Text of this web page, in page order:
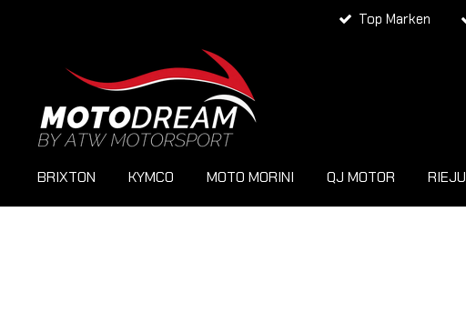
Top Marken
BRIXTON KYMCO MOTO MORINI QJ MOTOR RIEJU